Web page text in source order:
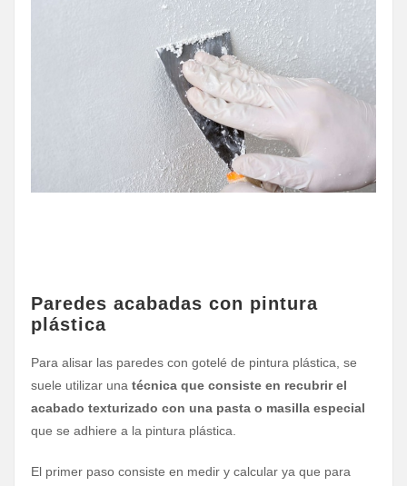
Paredes acabadas con pintura
plástica
Para alisar las paredes con gotelé de pintura plástica, se
suele utilizar una técnica que consiste en recubrir el
acabado texturizado con una pasta o masilla especial
que se adhiere a la pintura plástica.
El primer paso consiste en medir y calcular ya que para